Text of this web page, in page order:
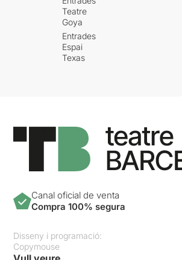
Teatre
Goya
Entrades
Espai
Texas
Canal oficial de venta
Compra 100% segura
Disseny i programació:
Copymouse